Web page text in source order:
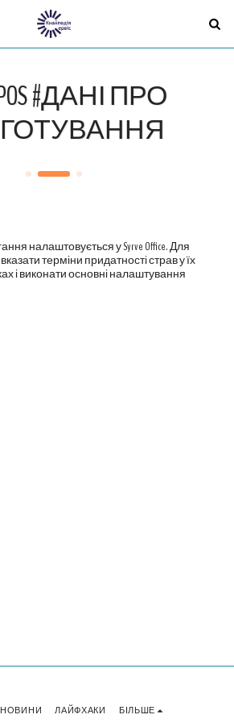
POS #ДАНІ ПРО
налаштовується у Syrve Office. Для
терміни придатності страв у їх
і виконати основні налаштування
НОВИНИ ЛАЙФХАКИ БІЛЬШЕ